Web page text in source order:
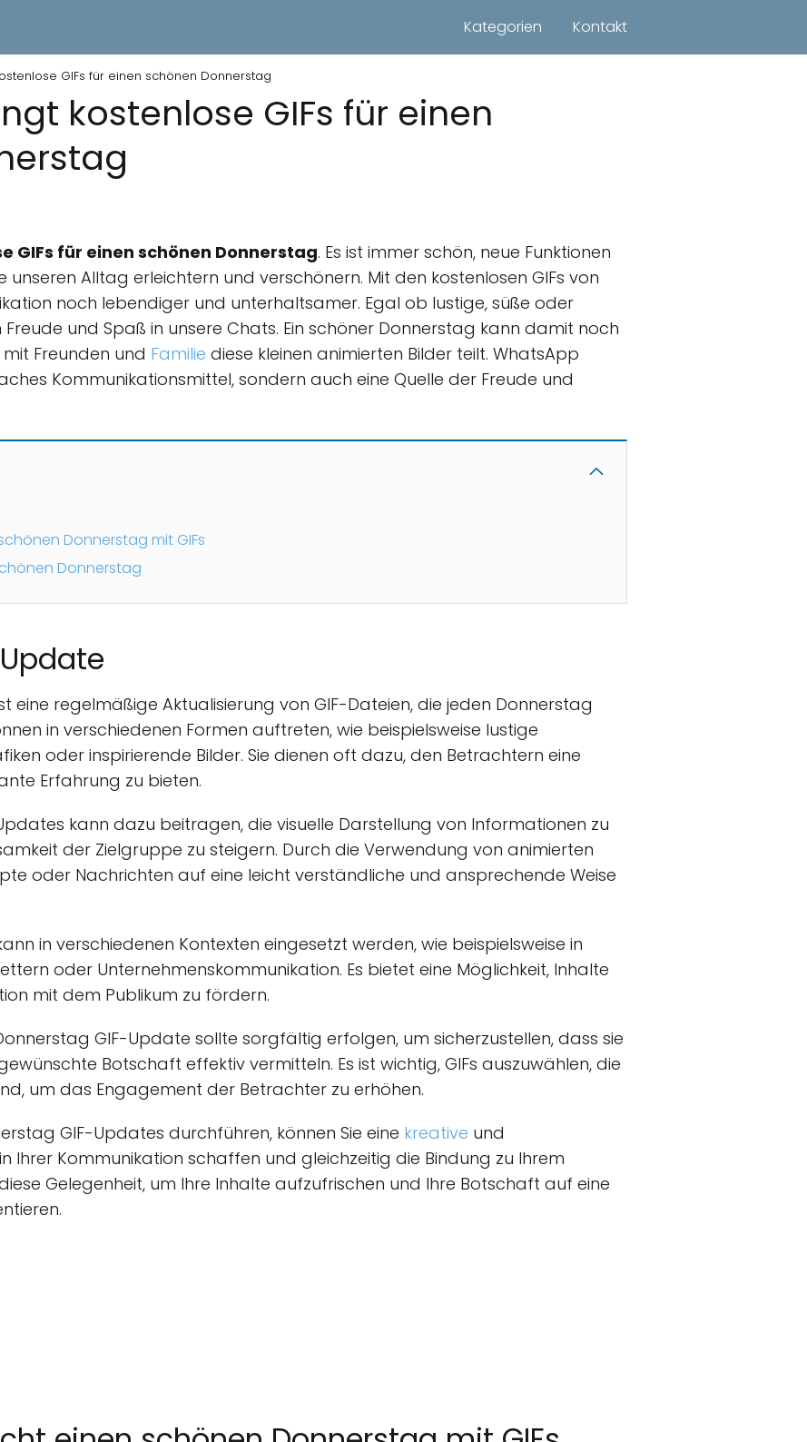
Kategorien Kontakt
GIFs für einen schönen Donnerstag
kostenlose GIFs für einen
GIFs für einen schönen Donnerstag. Es ist immer schön, neue Funktionen
unseren Alltag erleichtern und verschönern. Mit den kostenlosen GIFs von
noch lebendiger und unterhaltsamer. Egal ob lustige, süße oder
Freude und Spaß in unsere Chats. Ein schöner Donnerstag kann damit noch
Freunden und Familie diese kleinen animierten Bilder teilt. WhatsApp
Kommunikationsmittel, sondern auch eine Quelle der Freude und
Donnerstag mit GIFs
Donnerstag
eine regelmäßige Aktualisierung von GIF-Dateien, die jeden Donnerstag
in verschiedenen Formen auftreten, wie beispielsweise lustige
oder inspirierende Bilder. Sie dienen oft dazu, den Betrachtern eine
Erfahrung zu bieten.
kann dazu beitragen, die visuelle Darstellung von Informationen zu
der Zielgruppe zu steigern. Durch die Verwendung von animierten
oder Nachrichten auf eine leicht verständliche und ansprechende Weise
in verschiedenen Kontexten eingesetzt werden, wie beispielsweise in
oder Unternehmenskommunikation. Es bietet eine Möglichkeit, Inhalte
mit dem Publikum zu fördern.
GIF-Update sollte sorgfältig erfolgen, um sicherzustellen, dass sie
Botschaft effektiv vermitteln. Es ist wichtig, GIFs auszuwählen, die
um das Engagement der Betrachter zu erhöhen.
GIF-Updates durchführen, können Sie eine kreative und
Ihrer Kommunikation schaffen und gleichzeitig die Bindung zu Ihrem
Gelegenheit, um Ihre Inhalte aufzufrischen und Ihre Botschaft auf eine